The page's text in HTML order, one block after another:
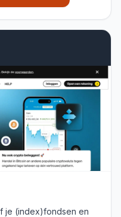
je (index)fondsen en